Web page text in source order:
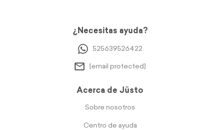
¿Necesitas ayuda?
525639526422
[email protected]
Acerca de Jüsto
Sobre nosotros
Centro de ayuda